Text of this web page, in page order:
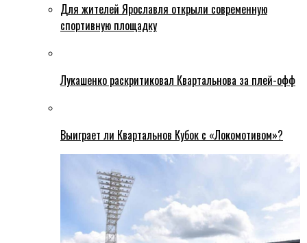
Для жителей Ярославля открыли современную
спортивную площадку
Лукашенко раскритиковал Квартальнова за плей-офф
Выиграет ли Квартальнов Кубок с «Локомотивом»?